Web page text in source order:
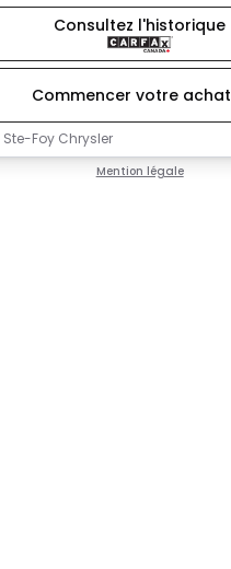
Consultez l'historique
Commencer votre achat
Ste-Foy Chrysler
Mention légale